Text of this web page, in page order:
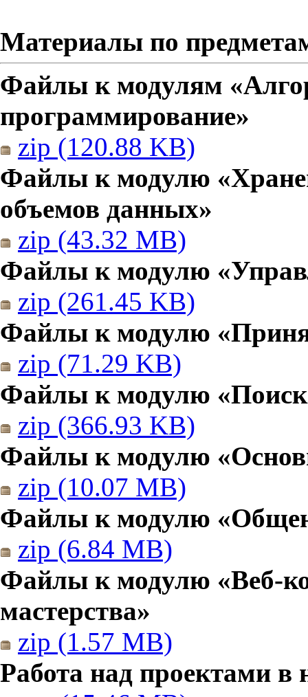
Материалы по
Файлы к модулям
программирование»
zip (120.88 KB)
Файлы к модулю
объемов данных»
zip (43.32 MB)
Файлы к модулю
zip (261.45 KB)
Файлы к модулю
zip (71.29 KB)
Файлы к модулю
zip (366.93 KB)
Файлы к модулю
zip (10.07 MB)
Файлы к модулю
zip (6.84 MB)
Файлы к модулю «Веб-
мастерства»
zip (1.57 MB)
Работа над проектами в